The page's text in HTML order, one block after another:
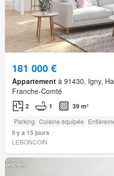
181 000 €
Appartement à 91430, Igny,
Franche-Comté
2 1 39 m²
Parking Cuisine équipée
Il y a 15 jours
LEBONCOIN